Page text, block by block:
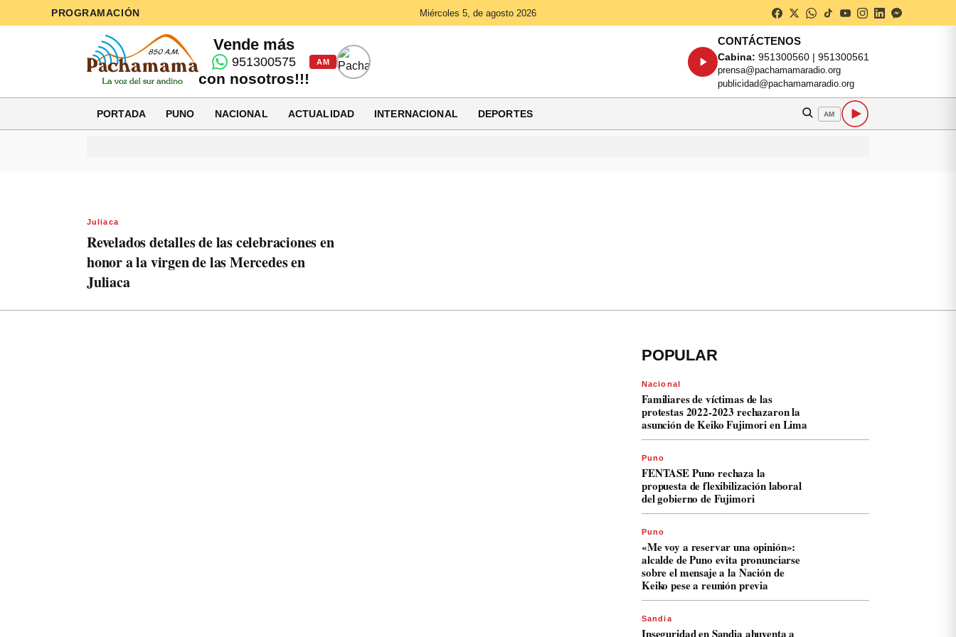
PROGRAMACIÓN Miércoles 5, de agosto 2026
Vende más
951300575
con nosotros!!!
AM
CONTÁCTENOS
Cabina: 951300560 | 951300561
prensa@pachamamaradio.org
publicidad@pachamamaradio.org
PORTADA PUNO NACIONAL ACTUALIDAD INTERNACIONAL DEPORTES AM
Juliaca
Revelados detalles de las celebraciones en
honor a la virgen de las Mercedes en
Juliaca
POPULAR
Nacional
Familiares de víctimas de las
protestas 2022-2023 rechazaron la
asunción de Keiko Fujimori en Lima
Puno
FENTASE Puno rechaza la
propuesta de flexibilización laboral
del gobierno de Fujimori
Puno
«Me voy a reservar una opinión»:
alcalde de Puno evita pronunciarse
sobre el mensaje a la Nación de
Keiko pese a reunión previa
Sandia
Inseguridad en Sandia ahuyenta a